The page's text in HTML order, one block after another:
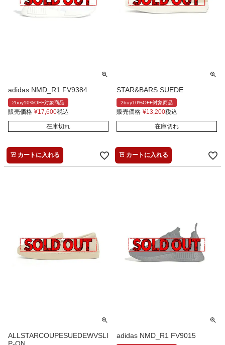
adidas NMD_R1 FV9384
2buy10%OFF対象商品
販売価格 ¥17,600税込
在庫切れ
カートに入れる
STAR&BARS SUEDE
2buy10%OFF対象商品
販売価格 ¥13,200税込
在庫切れ
カートに入れる
ALLSTARCOUPESUEDEWVSLI
adidas NMD_R1 FV9015